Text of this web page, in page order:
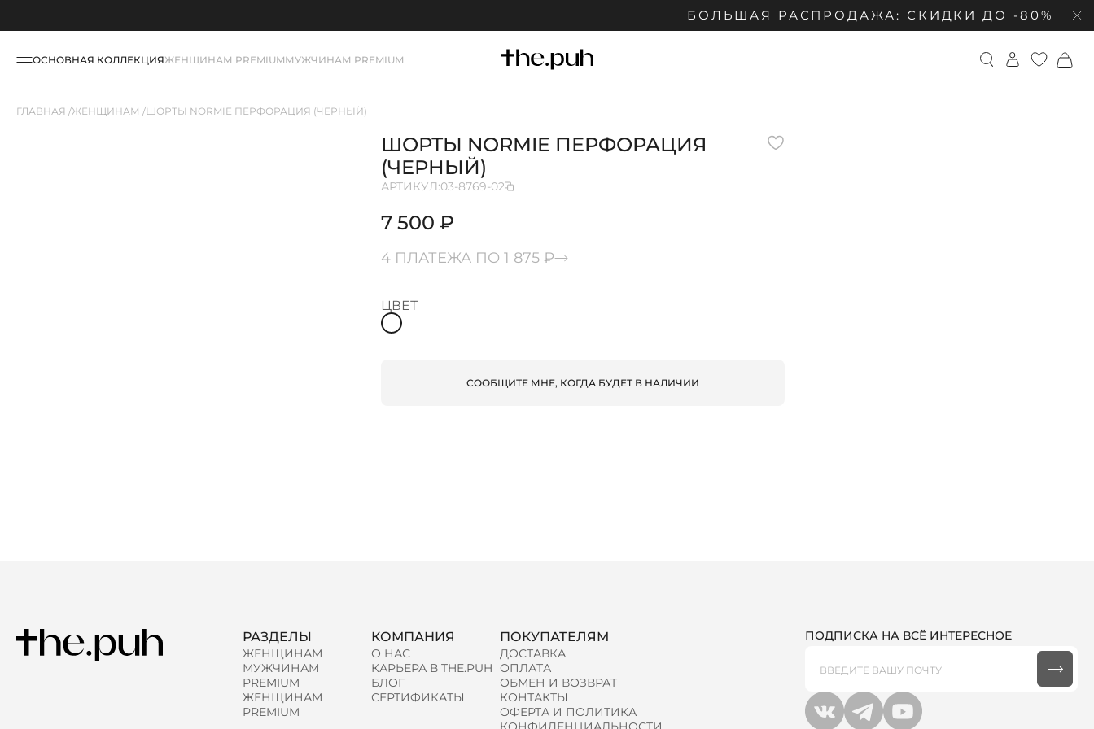
БОЛЬШАЯ РАСПРОДАЖА: СКИДКИ ДО -80%
ОСНОВНАЯ КОЛЛЕКЦИЯЖЕНЩИНАМ PREMIUMМУЖЧИНАМ PREMIUM
ГЛАВНАЯ ЖЕНЩИНАМ ШОРТЫ NORMIE ПЕРФОРАЦИЯ (ЧЕРНЫЙ)
ШОРТЫ NORMIE ПЕРФОРАЦИЯ
(ЧЕРНЫЙ)
АРТИКУЛ:03-8769-02
7 500 ₽
4 ПЛАТЕЖА ПО 1 875 ₽
ЦВЕТ
СООБЩИТЕ МНЕ, КОГДА БУДЕТ В НАЛИЧИИ
РАЗДЕЛЫ
ЖЕНЩИНАМ
МУЖЧИНАМ
PREMIUM
ЖЕНЩИНАМ
PREMIUM
КОМПАНИЯ
О НАС
КАРЬЕРА В THE.PUH
БЛОГ
СЕРТИФИКАТЫ
ПОКУПАТЕЛЯМ
ДОСТАВКА
ОПЛАТА
ОБМЕН И ВОЗВРАТ
КОНТАКТЫ
ОФЕРТА И ПОЛИТИКА
ПОДПИСКА НА ВСЁ ИНТЕРЕСНОЕ